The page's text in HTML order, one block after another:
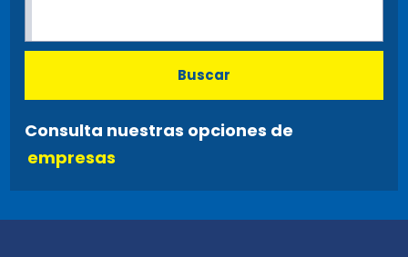
Buscar
Consulta nuestras opciones de
empresas